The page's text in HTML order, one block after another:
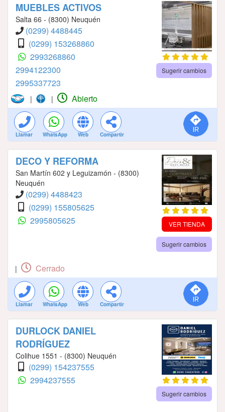
MUEBLES ACTIVOS
Salta 66 - (8300) Neuquén
(0299) 4488445
(0299) 153268860
2993268860
2994122300
2995337723
Sugerir cambios
| | Abierto
Llamar WhatsApp Web Compartir
DECO Y REFORMA
San Martín 602 y Leguizamón - (8300)
Neuquén
(0299) 4488423
(0299) 155805625
2995805625
VER TIENDA
Sugerir cambios
| Cerrado
Llamar WhatsApp Web Compartir
DURLOCK DANIEL
RODRÍGUEZ
Colihue 1551 - (8300) Neuquén
(0299) 154237555
2994237555
Sugerir cambios